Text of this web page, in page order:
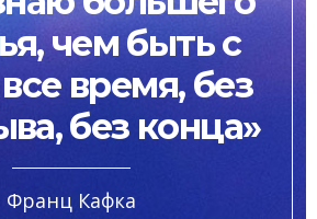
чем быть с
время, без
без конца»
Франц Кафка